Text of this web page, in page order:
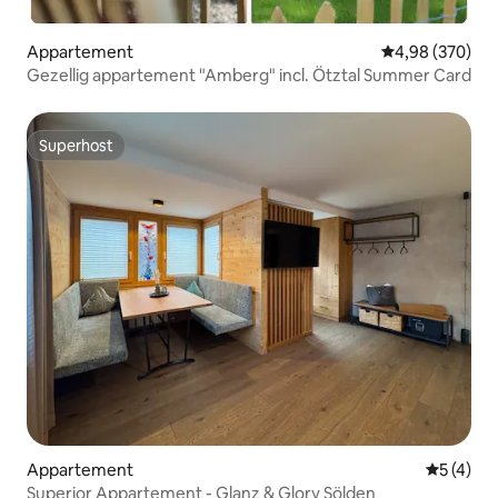
Appartement Gemiddelde
4,98 (370)
Gezellig appartement "Amberg" incl. Ötztal Summer Card
Superhost
Superhost
Appartement
5 (4)
Superior Appartement - Glanz & Glory Sölden